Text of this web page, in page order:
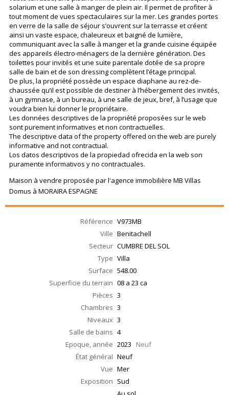
solarium et une salle à manger de plein air. Il permet de profiter à
tout moment de vues spectaculaires sur la mer. Les grandes portes
en verre de la salle de séjour s’ouvrent sur la terrasse et créent
ainsi un vaste espace, chaleureux et baigné de lumière,
communiquant avec la salle à manger et la grande cuisine équipée
des appareils électro-ménagers de la dernière génération. Des
toilettes pour invités et une suite parentale dotée de sa propre
salle de bain et de son dressing complètent l’étage principal.
De plus, la propriété possède un espace diaphane au rez-de-
chaussée qu’il est possible de destiner à l’hébergement des invités,
à un gymnase, à un bureau, à une salle de jeux, bref, à l’usage que
voudra bien lui donner le propriétaire.
Les données descriptives de la propriété proposées sur le web
sont purement informatives et non contractuelles.
The descriptive data of the property offered on the web are purely
informative and not contractual.
Los datos descriptivos de la propiedad ofrecida en la web son
puramente informativos y no contractuales.
Maison à vendre proposée par l'agence immobilière MB Villas
Domus à MORAIRA ESPAGNE
Référence V973MB
Ville Benitachell
Secteur CUMBRE DEL SOL
Type Villa
Surface 548.00
Superficie du terrain 08 a 23 ca
Pièces 3
Chambres 3
Niveaux 3
Salle de bains 4
Epoque, année 2023 Neuf
État général Neuf
Vue Mer
Exposition Sud